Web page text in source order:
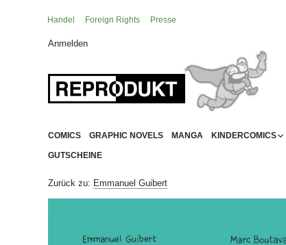
Handel Foreign Rights Presse
Anmelden
COMICS GRAPHIC NOVELS MANGA KINDERCOMICS
GUTSCHEINE
Zurück zu: Emmanuel Guibert
Zurück
Lesealter: 6+
Lesealter: 10+